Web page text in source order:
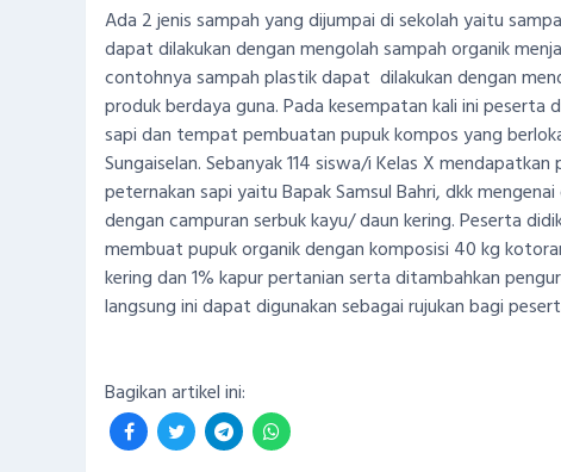
Ada 2 jenis sampah yang dijumpai di sekolah yaitu
dapat dilakukan dengan mengolah sampah organik
contohnya sampah plastik dapat dilakukan dengan
produk berdaya guna. Pada kesempatan kali ini peserta
sapi dan tempat pembuatan pupuk kompos yang
Sungaiselan. Sebanyak 114 siswa/i Kelas X
peternakan sapi yaitu Bapak Samsul Bahri, dkk
dengan campuran serbuk kayu/ daun kering. Peserta
membuat pupuk organik dengan komposisi 40 kg
kering dan 1% kapur pertanian serta ditambahkan
langsung ini dapat digunakan sebagai rujukan bagi
Bagikan artikel ini: